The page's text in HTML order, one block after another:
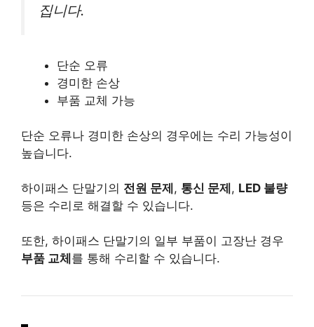
집니다.
단순 오류
경미한 손상
부품 교체 가능
단순 오류나 경미한 손상의 경우에는 수리 가능성이
높습니다.
하이패스 단말기의 전원 문제 , 통신 문제 , LED 불량
등은 수리로 해결할 수 있습니다.
또한, 하이패스 단말기의 일부 부품이 고장난 경우
부품 교체 를 통해 수리할 수 있습니다.